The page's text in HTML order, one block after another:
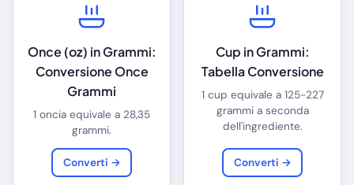
Once (oz) in Grammi:
Conversione Once
Grammi
1 oncia equivale a 28,35
grammi.
Converti →
Cup in Grammi:
Tabella Conversione
1 cup equivale a 125-227
grammi a seconda
dell'ingrediente.
Converti →